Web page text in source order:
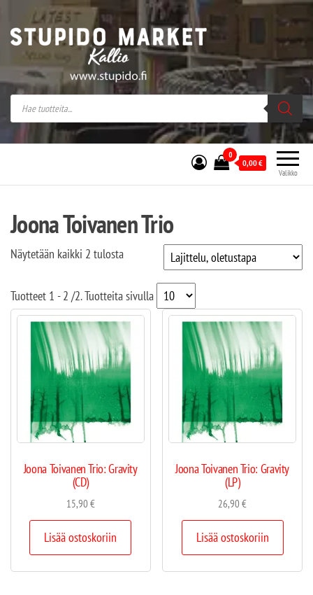
Stupido Market – verkossa ja kivijalassa
Stupido Market on vaihtoehtomusaan
erikoistunut verkko- sekä
kivijalkakauppa Helsingissä Kallion
sydämessä.
Valikko
0
0,00€
Joona Toivanen Trio
Näytetään kaikki 2 tulosta
Tuotteet 1 - 2 /2. Tuotteita sivulla
Joona Toivanen Trio: Gravity
(CD)
15,90€
Lisää ostoskoriin
Joona Toivanen Trio: Gravity
(LP)
26,90€
Lisää ostoskoriin